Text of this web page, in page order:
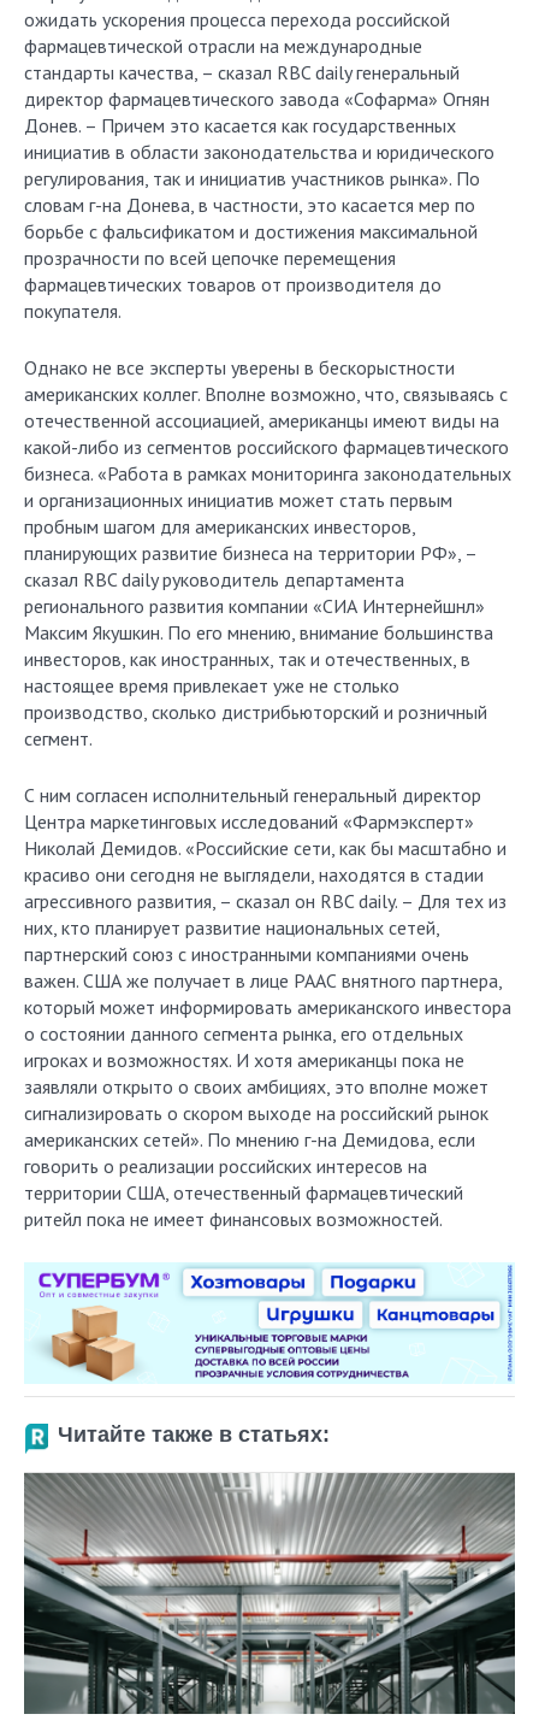
ожидать ускорения процесса перехода российской
фармацевтической отрасли на международные
стандарты качества, – сказал RBC daily генеральный
директор фармацевтического завода «Софарма» Огнян
Донев. – Причем это касается как государственных
инициатив в области законодательства и юридического
регулирования, так и инициатив участников рынка». По
словам г-на Донева, в частности, это касается мер по
борьбе с фальсификатом и достижения максимальной
прозрачности по всей цепочке перемещения
фармацевтических товаров от производителя до
покупателя.
Однако не все эксперты уверены в бескорыстности
американских коллег. Вполне возможно, что, связываясь с
отечественной ассоциацией, американцы имеют виды на
какой-либо из сегментов российского фармацевтического
бизнеса. «Работа в рамках мониторинга законодательных
и организационных инициатив может стать первым
пробным шагом для американских инвесторов,
планирующих развитие бизнеса на территории РФ», –
сказал RBC daily руководитель департамента
регионального развития компании «СИА Интернейшнл»
Максим Якушкин. По его мнению, внимание большинства
инвесторов, как иностранных, так и отечественных, в
настоящее время привлекает уже не столько
производство, сколько дистрибьюторский и розничный
сегмент.
С ним согласен исполнительный генеральный директор
Центра маркетинговых исследований «Фармэксперт»
Николай Демидов. «Российские сети, как бы масштабно и
красиво они сегодня не выглядели, находятся в стадии
агрессивного развития, – сказал он RBC daily. – Для тех из
них, кто планирует развитие национальных сетей,
партнерский союз с иностранными компаниями очень
важен. США же получает в лице РААС внятного партнера,
который может информировать американского инвестора
о состоянии данного сегмента рынка, его отдельных
игроках и возможностях. И хотя американцы пока не
заявляли открыто о своих амбициях, это вполне может
сигнализировать о скором выходе на российский рынок
американских сетей». По мнению г-на Демидова, если
говорить о реализации российских интересов на
территории США, отечественный фармацевтический
ритейл пока не имеет финансовых возможностей.
Читайте также в статьях: